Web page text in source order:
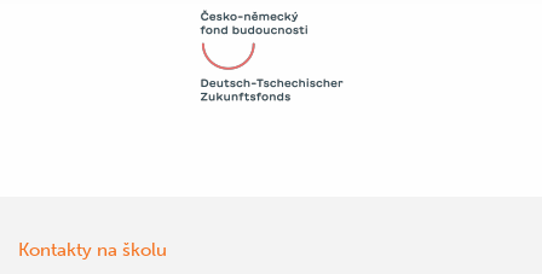
Kontakty na školu